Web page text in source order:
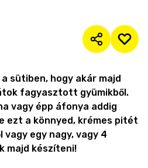
sütiben, hogy akár majd
fagyasztott gyümikből.
vagy épp áfonya addig
ezt a könnyed, krémes pitét
vagy egy nagy, vagy 4
majd készíteni!